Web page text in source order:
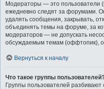
Модераторы — это пользователи
ежедневно следят за форумами.
удалять сообщения, закрывать,
объединять темы на форуме, за
модераторов — не допускать
обсуждаемым темам (оффтопик),
Вернуться к началу
Что такое группы
Группы пользователей